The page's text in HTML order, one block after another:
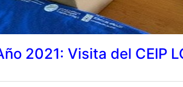
2021: Visita del CEIP